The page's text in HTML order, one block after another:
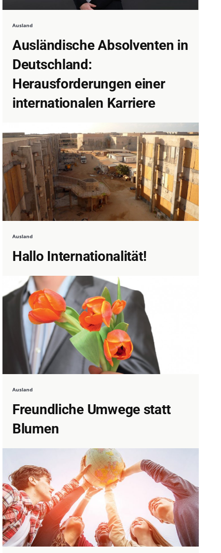
Ausland
Ausländische Absolventen in
Deutschland:
Herausforderungen einer
internationalen Karriere
Ausland
Hallo Internationalität!
Ausland
Freundliche Umwege statt
Blumen